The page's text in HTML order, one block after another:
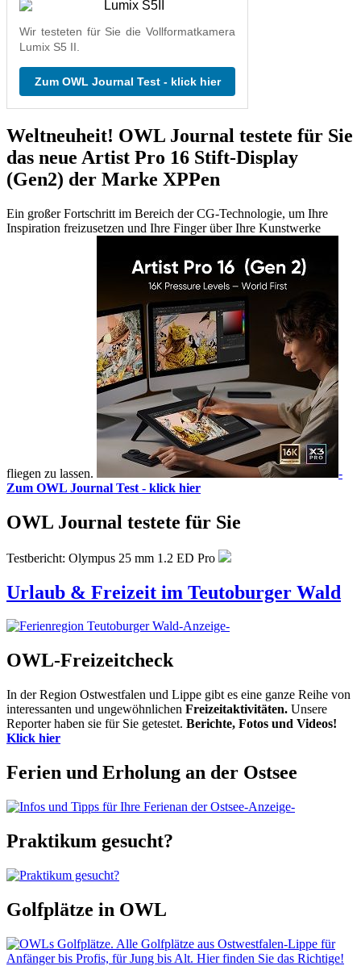
Wir testeten für Sie die Vollformatkamera
Lumix S5 II.
Zum OWL Journal Test - klick hier
Weltneuheit! OWL Journal testete für Sie
das neue Artist Pro 16 Stift-Display
(Gen2) der Marke XPPen
Ein großer Fortschritt im Bereich der CG-Technologie, um Ihre
Inspiration freizusetzen und Ihre Finger über Ihre Kunstwerke
fliegen zu lassen.
-
Zum OWL Journal Test - klick hier
OWL Journal testete für Sie
Testbericht: Olympus 25 mm 1.2 ED Pro
Urlaub & Freizeit im Teutoburger Wald
-Anzeige-
OWL-Freizeitcheck
In der Region Ostwestfalen und Lippe gibt es eine ganze Reihe von
interessanten und ungewöhnlichen Freizeitaktivitäten. Unsere
Reporter haben sie für Sie getestet. Berichte, Fotos und Videos!
Klick hier
Ferien und Erholung an der Ostsee
-Anzeige-
Praktikum gesucht?
Golfplätze in OWL